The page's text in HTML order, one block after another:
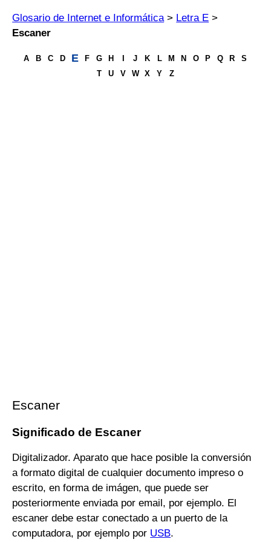
Glosario de Internet e Informática> Letra E >
Escaner
A B C D E F G H J K L M N O P Q R
S
T
U V W X Y Z
Escaner
Significado de Escaner
Digitalizador. Aparato que hace posible la conversión
a formato digital de cualquier documento impreso o
escrito, en forma de imágen, que puede ser
posteriormente enviada por email, por ejemplo. El
escaner debe estar conectado a un puerto de la
computadora, por ejemplo por USB.